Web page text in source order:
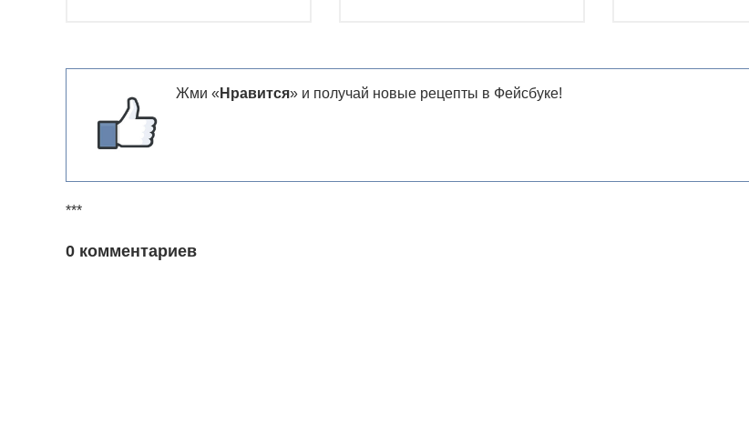
Жми « Нравится» и получай новые рецепты в Фейсбуке!
***
0 комментариев